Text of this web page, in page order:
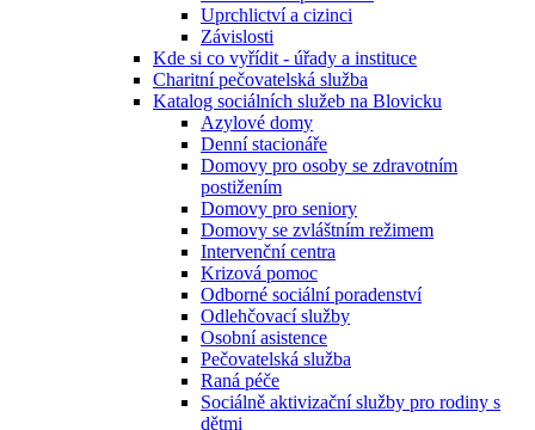
Uprchlictví a cizinci
Závislosti
Kde si co vyřídit - úřady a instituce
Charitní pečovatelská služba
Katalog sociálních služeb na Blovicku
Azylové domy
Denní stacionáře
Domovy pro osoby se zdravotním
postižením
Domovy pro seniory
Domovy se zvláštním režimem
Intervenční centra
Krizová pomoc
Odborné sociální poradenství
Odlehčovací služby
Osobní asistence
Pečovatelská služba
Raná péče
Sociálně aktivizační služby pro rodiny s
dětmi